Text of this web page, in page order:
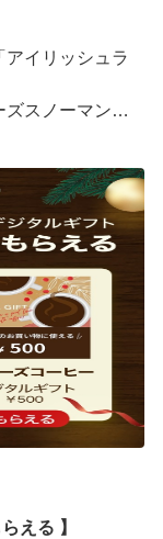
アイリッシュラ
ズスノーマンラ
分をお楽しみく
える ​】